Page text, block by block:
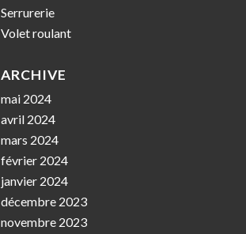
Serrurerie
Volet roulant
ARCHIVE
mai 2024
avril 2024
mars 2024
février 2024
janvier 2024
décembre 2023
novembre 2023